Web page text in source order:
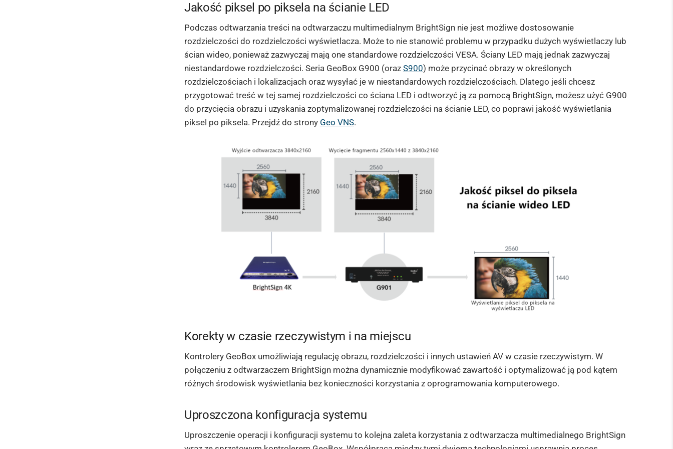
Jakość piksel po piksela na ścianie LED
Podczas odtwarzania treści na odtwarzaczu multimedialnym BrightSign nie jest możliwe dostosowanie
rozdzielczości do rozdzielczości wyświetlacza. Może to nie stanowić problemu w przypadku dużych wyświetlaczy lub
ścian wideo, ponieważ zazwyczaj mają one standardowe rozdzielczości VESA. Ściany LED mają jednak zazwyczaj
niestandardowe rozdzielczości. Seria GeoBox G900 (oraz S900) może przycinać obrazy w określonych
rozdzielczościach i lokalizacjach oraz wysyłać je w niestandardowych rozdzielczościach. Dlatego jeśli chcesz
przygotować treść w tej samej rozdzielczości co ściana LED i odtworzyć ją za pomocą BrightSign, możesz użyć G900
do przycięcia obrazu i uzyskania zoptymalizowanej rozdzielczości na ścianie LED, co poprawi jakość wyświetlania
piksel po piksela. Przejdź do strony Geo VNS.
Korekty w czasie rzeczywistym i na miejscu
Kontrolery GeoBox umożliwiają regulację obrazu, rozdzielczości i innych ustawień AV w czasie rzeczywistym. W
połączeniu z odtwarzaczem BrightSign można dynamicznie modyfikować zawartość i optymalizować ją pod kątem
różnych środowisk wyświetlania bez konieczności korzystania z oprogramowania komputerowego.
Uproszczona konfiguracja systemu
Uproszczenie operacji i konfiguracji systemu to kolejna zaleta korzystania z odtwarzacza multimedialnego BrightSign